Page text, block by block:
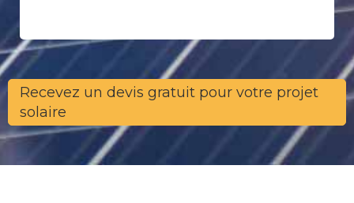
Recevez un devis gratuit pour votre projet
solaire